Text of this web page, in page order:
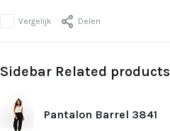
Vergelijk Delen
Sidebar Related products
Pantalon Barrel 3841